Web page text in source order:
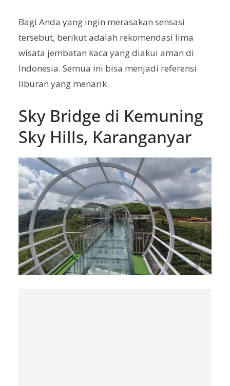
Bagi Anda yang ingin merasakan sensasi
tersebut, berikut adalah rekomendasi lima
wisata jembatan kaca yang diakui aman di
Indonesia. Semua ini bisa menjadi referensi
liburan yang menarik.
Sky Bridge di Kemuning
Sky Hills, Karanganyar